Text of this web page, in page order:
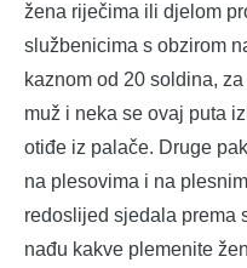
žena riječima ili djelom
službenicima s obzirom
kaznom od 20 soldina,
muž i neka se ovaj puta
otiđe iz palače. Druge
na plesovima i na
redoslijed sjedala prema
nađu kakve plemenite